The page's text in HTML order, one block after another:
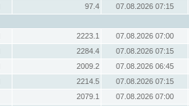
97.4
07.08.2026 07:15
2223.1
07.08.2026 07:00
2284.4
07.08.2026 07:15
2009.2
07.08.2026 06:45
2214.5
07.08.2026 07:15
2079.1
07.08.2026 07:00